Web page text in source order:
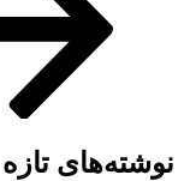
نوشته‌های تازه